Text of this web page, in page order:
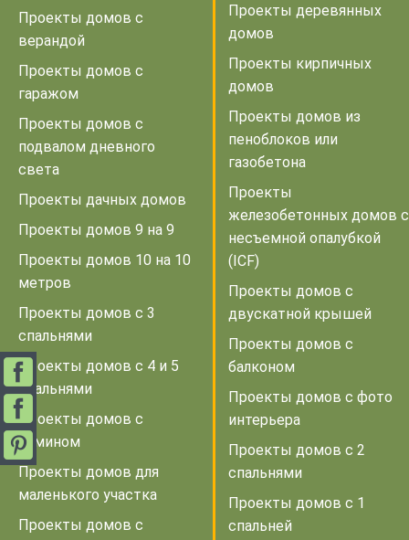
Проекты домов с
верандой
Проекты домов с
гаражом
Проекты домов с
подвалом дневного
света
Проекты дачных домов
Проекты домов 9 на 9
Проекты домов 10 на 10
метров
Проекты домов с 3
спальнями
Проекты домов с 4 и 5
спальнями
Проекты домов с
камином
Проекты домов для
маленького участка
Проекты домов с
Проекты деревянных
домов
Проекты кирпичных
домов
Проекты домов из
пеноблоков или
газобетона
Проекты
железобетонных домов с
несъемной опалубкой
(ICF)
Проекты домов с
двускатной крышей
Проекты домов с
балконом
Проекты домов с фото
интерьера
Проекты домов с 2
спальнями
Проекты домов с 1
спальней